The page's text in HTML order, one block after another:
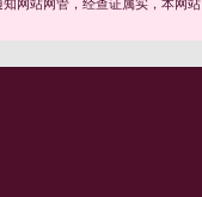
网站网管，经查证属实，本网站